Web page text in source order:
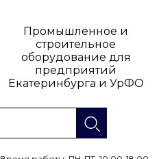
Промышленное и
строительное
оборудование для
предприятий
Екатеринбурга и УрФО